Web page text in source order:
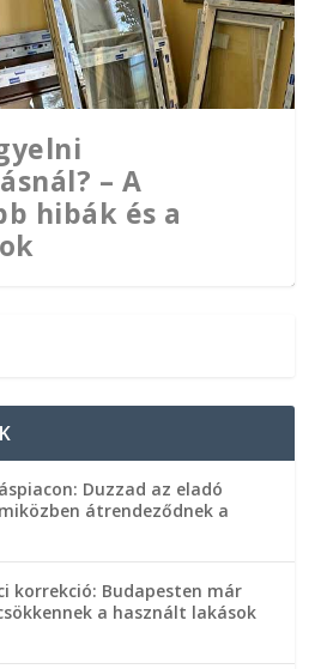
– A
hibák és a
nyerte a
otthonok
alattomos
sokan
Duzzad az eladó
átrendeződnek a
korrekció: Budapesten már
a használt lakások